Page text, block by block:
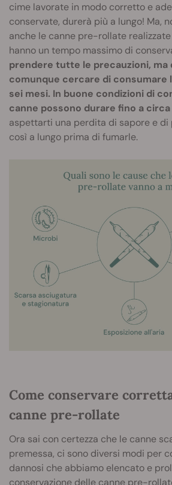
cime lavorate in modo corretto e
conservate, durerà più a lungo! Ma,
anche le canne pre-rollate
hanno un tempo massimo di
prendere tutte le precauzioni, ma
comunque cercare di consumare
sei mesi. In buone condizioni di
canne possono durare fino a circa
aspettarti una perdita di sapore e di
così a lungo prima di fumarle.
Come conservare
canne pre-rollate
Ora sai con certezza che le canne
premessa, ci sono diversi modi per
dannosi che abbiamo elencato e